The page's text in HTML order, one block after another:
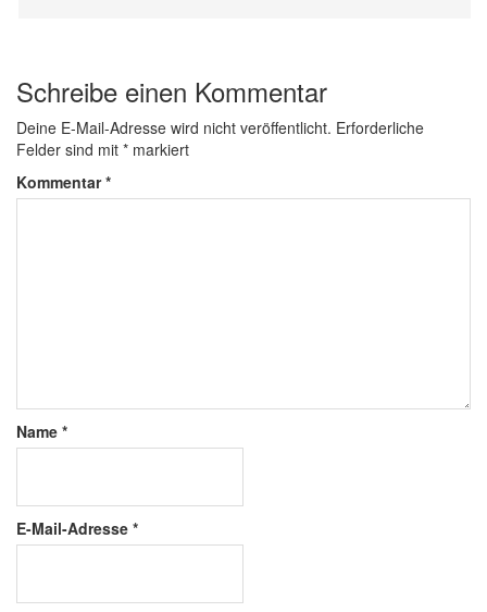
Schreibe einen Kommentar
Deine E-Mail-Adresse wird nicht veröffentlicht. Erforderliche
Felder sind mit * markiert
Kommentar*
Name *
E-Mail-Adresse *